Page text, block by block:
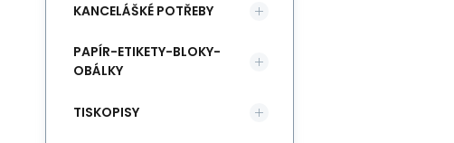
KANCELÁŠKÉ POTŘEBY
PAPÍR-ETIKETY-BLOKY-
OBÁLKY
TISKOPISY